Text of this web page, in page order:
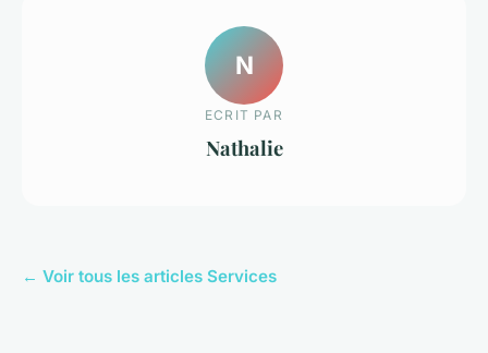
N
ECRIT PAR
Nathalie
← Voir tous les articles Services